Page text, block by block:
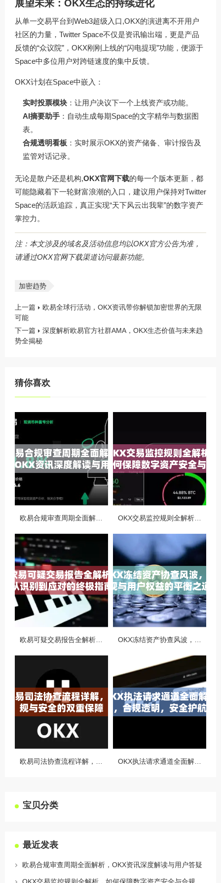
展望未来：OKX生态的持续进化
从单一交易平台到Web3超级入口,OKX的演进离不开用户
社区的力量，Twitter Space不仅是资讯输出端，更是产品
反馈的“众议院”，OKX刚刚上线的“闪电提现”功能，便源于
Space中多位用户对跨链速度的集中反馈。
OKX计划在Space中嵌入：
实时投票模块 ：让用户决议下一个上线资产或功能。
AI摘要助手 ：自动生成每期Space的文字精华与数据图
表。
合规透明看板 ：实时展示OKX的资产储备、审计报告及
监管对话记录。
无论是散户还是机构,OKX官网下载的每一个版本更新，都
可能隐藏着下一轮财富浪潮的入口，建议用户保持对Twitter
Space的活跃追踪，真正实现“天下风云出我辈”的数字资产
掌控力。
注：本文涉及的域名及活动信息均以OKX官方公告为准，
请通过OKX官网下载渠道访问最新功能。
加密趋势
上一篇
欧易全球行活动，OKX资讯带你解锁加密世界的无限
可能
下一篇
深度解析欧易官方社群AMA，OKX生态价值与未来趋
势全揭秘
猜你喜欢
宝贝分类
最近发表
欧易合规审查周期全面解析，OKX资讯深度解读与用户答疑